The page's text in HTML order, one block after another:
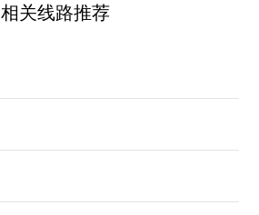
相关线路推荐